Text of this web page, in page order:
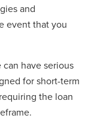
and
event that you
have serious
for short-term
the loan